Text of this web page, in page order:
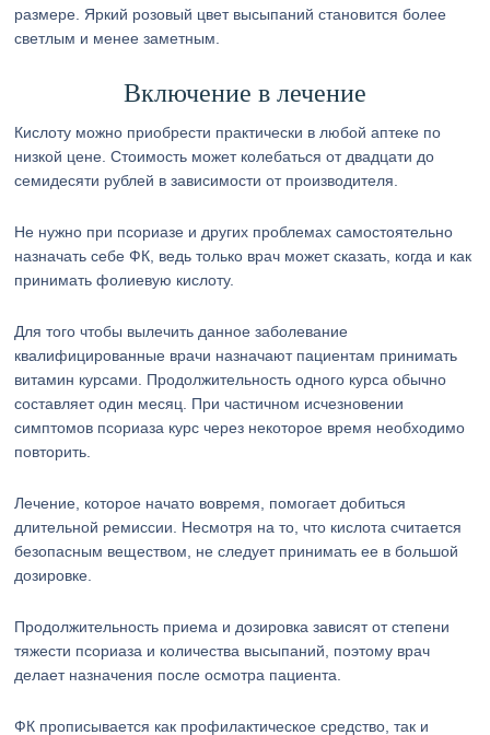
размере. Яркий розовый цвет высыпаний становится более
светлым и менее заметным.
Включение в лечение
Кислоту можно приобрести практически в любой аптеке по
низкой цене. Стоимость может колебаться от двадцати до
семидесяти рублей в зависимости от производителя.
Не нужно при псориазе и других проблемах самостоятельно
назначать себе ФК, ведь только врач может сказать, когда и как
принимать фолиевую кислоту.
Для того чтобы вылечить данное заболевание
квалифицированные врачи назначают пациентам принимать
витамин курсами. Продолжительность одного курса обычно
составляет один месяц. При частичном исчезновении
симптомов псориаза курс через некоторое время необходимо
повторить.
Лечение, которое начато вовремя, помогает добиться
длительной ремиссии. Несмотря на то, что кислота считается
безопасным веществом, не следует принимать ее в большой
дозировке.
Продолжительность приема и дозировка зависят от степени
тяжести псориаза и количества высыпаний, поэтому врач
делает назначения после осмотра пациента.
ФК прописывается как профилактическое средство, так и